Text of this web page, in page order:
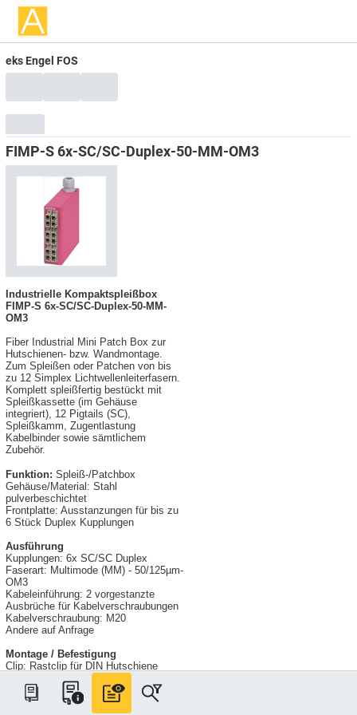
eks Engel FOS
FIMP-S 6x-SC/SC-Duplex-50-MM-OM3
Industrielle Kompaktspleißbox
FIMP-S 6x-SC/SC-Duplex-50-MM-
OM3
Fiber Industrial Mini Patch Box zur
Hutschienen- bzw. Wandmontage.
Zum Spleißen oder Patchen von bis
zu 12 Simplex Lichtwellenleiterfasern.
Komplett spleißfertig bestückt mit
Spleißkassette (im Gehäuse
integriert), 12 Pigtails (SC),
Spleißkamm, Zugentlastung
Kabelbinder sowie sämtlichem
Zubehör.
Funktion: Spleiß-/Patchbox
Gehäuse/Material: Stahl
pulverbeschichtet
Frontplatte: Ausstanzungen für bis zu
6 Stück Duplex Kupplungen
Ausführung
Kupplungen: 6x SC/SC Duplex
Faserart: Multimode (MM) - 50/125µm-
OM3
Kabeleinführung: 2 vorgestanzte
Ausbrüche für Kabelverschraubungen
Kabelverschraubung: M20
Andere auf Anfrage
Montage / Befestigung
Clip: Rastclip für DIN Hutschiene
Gewindebuchsen:
Befestigungsmöglichkeit für Wall